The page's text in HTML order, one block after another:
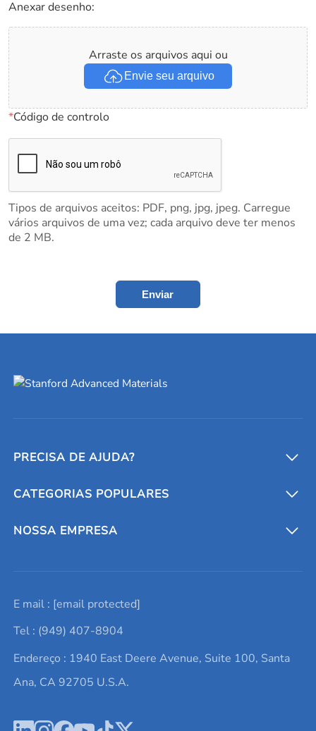
Anexar desenho:
Arraste os arquivos aqui ou
Envie seu arquivo
*Código de controlo
Tipos de arquivos aceitos: PDF, png, jpg, jpeg. Carregue
vários arquivos de uma vez; cada arquivo deve ter menos
de 2 MB.
Enviar
PRECISA DE AJUDA?
Conversores e calculadoras
Entre em contato conosco
Lista de consultas
Termos e Condições
Política de Privacidade
CATEGORIAS POPULARES
Metais refratários
Elementos de terras raras
Alvos de pulverização catódica
Ácido hialurônico
NOSSA EMPRESA
Promoções atuais
Notícias e blogs
Estudos de caso
E mail : [email protected]
Tel : (949) 407-8904
Endereço : 1940 East Deere Avenue, Suite 100, Santa
Ana, CA 92705 U.S.A.